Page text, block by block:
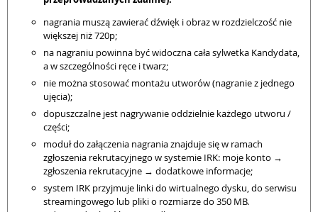
nagrania muszą zawierać dźwięk i obraz w rozdzielczość nie
większej niż 720p;
na nagraniu powinna być widoczna cała sylwetka Kandydata,
a w szczególności ręce i twarz;
nie można stosować montażu utworów (nagranie z jednego
ujęcia);
dopuszczalne jest nagrywanie oddzielnie każdego utworu /
części;
moduł do załączenia nagrania znajduje się w ramach
zgłoszenia rekrutacyjnego w systemie IRK: moje konto →
zgłoszenia rekrutacyjne → dodatkowe informacje;
system IRK przyjmuje linki do wirtualnego dysku, do serwisu
streamingowego lub pliki o rozmiarze do 350 MB.